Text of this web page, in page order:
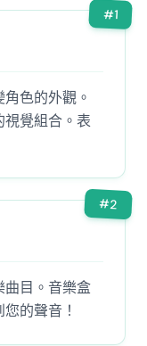
#1
色的外觀。
覺組合。表
#2
曲目。音樂盒
的聲音！